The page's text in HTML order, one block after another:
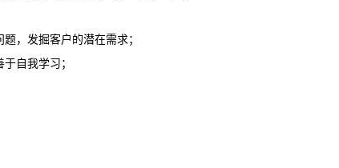
，发掘客户的潜在需求；
自我学习；